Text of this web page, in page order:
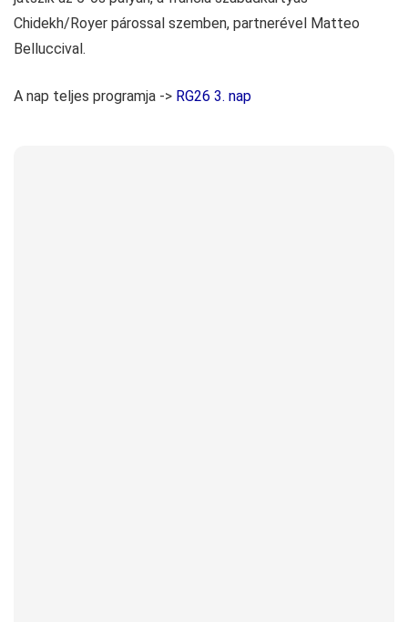
Chidekh/Royer párossal szemben, partnerével Matteo
Belluccival.
A nap teljes programja -> RG26 3. nap